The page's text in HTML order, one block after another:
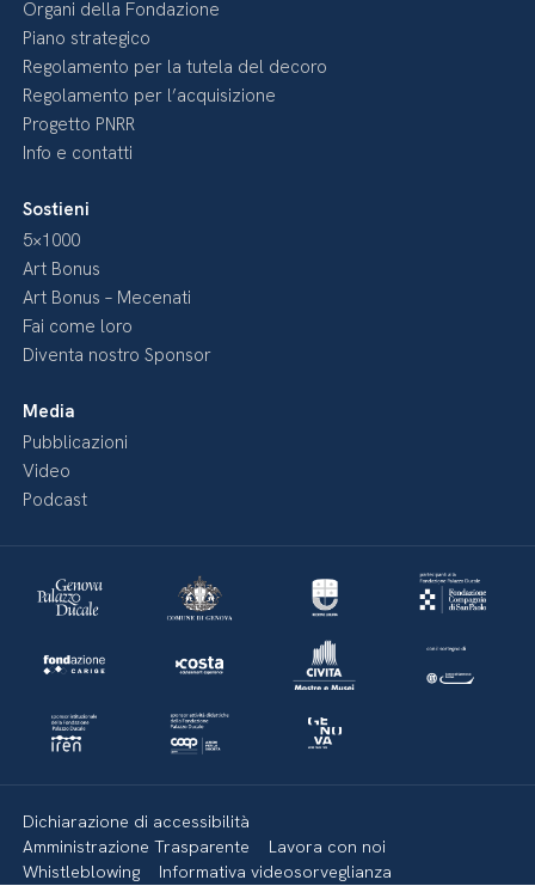
Organi della Fondazione
Piano strategico
Regolamento per la tutela del decoro
Regolamento per l’acquisizione
Progetto PNRR
Info e contatti
Sostieni
5×1000
Art Bonus
Art Bonus – Mecenati
Fai come loro
Diventa nostro Sponsor
Media
Pubblicazioni
Video
Podcast
Dichiarazione di accessibilità
Amministrazione Trasparente
Lavora con noi
Whistleblowing
Informativa videosorveglianza